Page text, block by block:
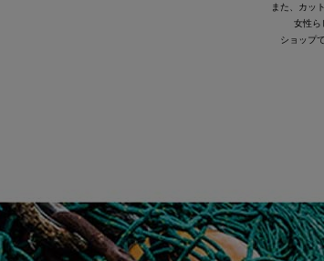
また、カッ
女性ら
ショップ